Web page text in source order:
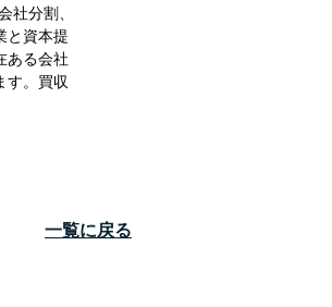
社分割、
と資本提
ある会社
す。買収
一覧に戻る